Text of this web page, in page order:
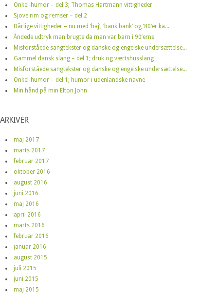
Onkel-humor – del 3; Thomas Hartmann vittigheder
Sjove rim og remser – del 2
Dårlige vittigheder – nu med ‘haj’, ‘bank bank’ og ’80’er ka...
Åndede udtryk man brugte da man var barn i 90’erne
Misforståede sangtekster og danske og engelske undersættelse...
Gammel dansk slang – del 1; druk og værtshusslang
Misforståede sangtekster og danske og engelske undersættelse...
Onkel-humor – del 1; humor i udenlandske navne
Min hånd på min Elton John
ARKIVER
maj 2017
marts 2017
februar 2017
oktober 2016
august 2016
juni 2016
maj 2016
april 2016
marts 2016
februar 2016
januar 2016
august 2015
juli 2015
juni 2015
maj 2015